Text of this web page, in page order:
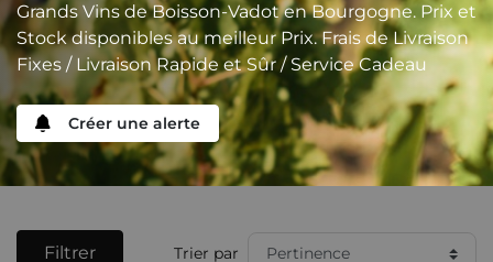
Grands Vins de Boisson-Vadot en Bourgogne. Prix et
Stock disponibles au meilleur Prix. Frais de Livraison
Fixes / Livraison Rapide et Sûr / Service Cadeau
Créer une alerte
Filtrer Trier par